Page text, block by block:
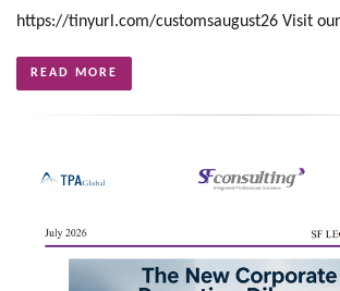
https://tinyurl.com/customsaugust26 Visit
READ MORE